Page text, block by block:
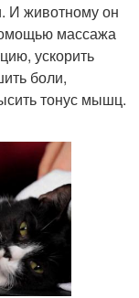
И животному он
массажа
ускорить
боли,
тонус мышц.